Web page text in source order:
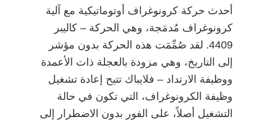
أحدث حركة كرونوغراف أوتوماتيكية مع آلية
كرونوغراف مُدمَجة، وهي الحركة – كاليبر
4409. لقد صُمِّمَت هذه الحركة بدون مؤشر
إلى التاريخ، وهي مزودة بالعجلة ذات الأعمدة
ووظيفة الارتداد – فلايباك تتيح إعادة تشغيل
وظيفة الكرونوغراف، التي تكون في حالة
التشغيل أصلاً، على الفور بدون الاضطرار إلى